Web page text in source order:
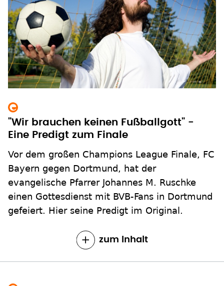
"Wir brauchen keinen Fußballgott" -
Eine Predigt zum Finale
Vor dem großen Champions League Finale, FC
Bayern gegen Dortmund, hat der
evangelische Pfarrer Johannes M. Ruschke
einen Gottesdienst mit BVB-Fans in Dortmund
gefeiert. Hier seine Predigt im Original.
zum Inhalt